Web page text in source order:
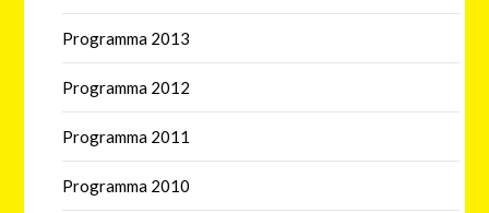
Programma 2013
Programma 2012
Programma 2011
Programma 2010